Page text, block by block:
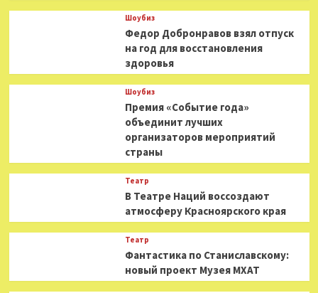
Шоубиз
Федор Добронравов взял отпуск
на год для восстановления
здоровья
Шоубиз
Премия «Событие года»
объединит лучших
организаторов мероприятий
страны
Театр
В Театре Наций воссоздают
атмосферу Красноярского края
Театр
Фантастика по Станиславскому:
новый проект Музея МХАТ